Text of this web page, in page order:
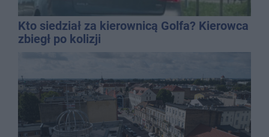
Kto siedział za kierownicą Golfa? Kierowca
zbiegł po kolizji